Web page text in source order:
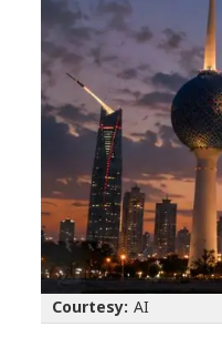
Courtesy: AI